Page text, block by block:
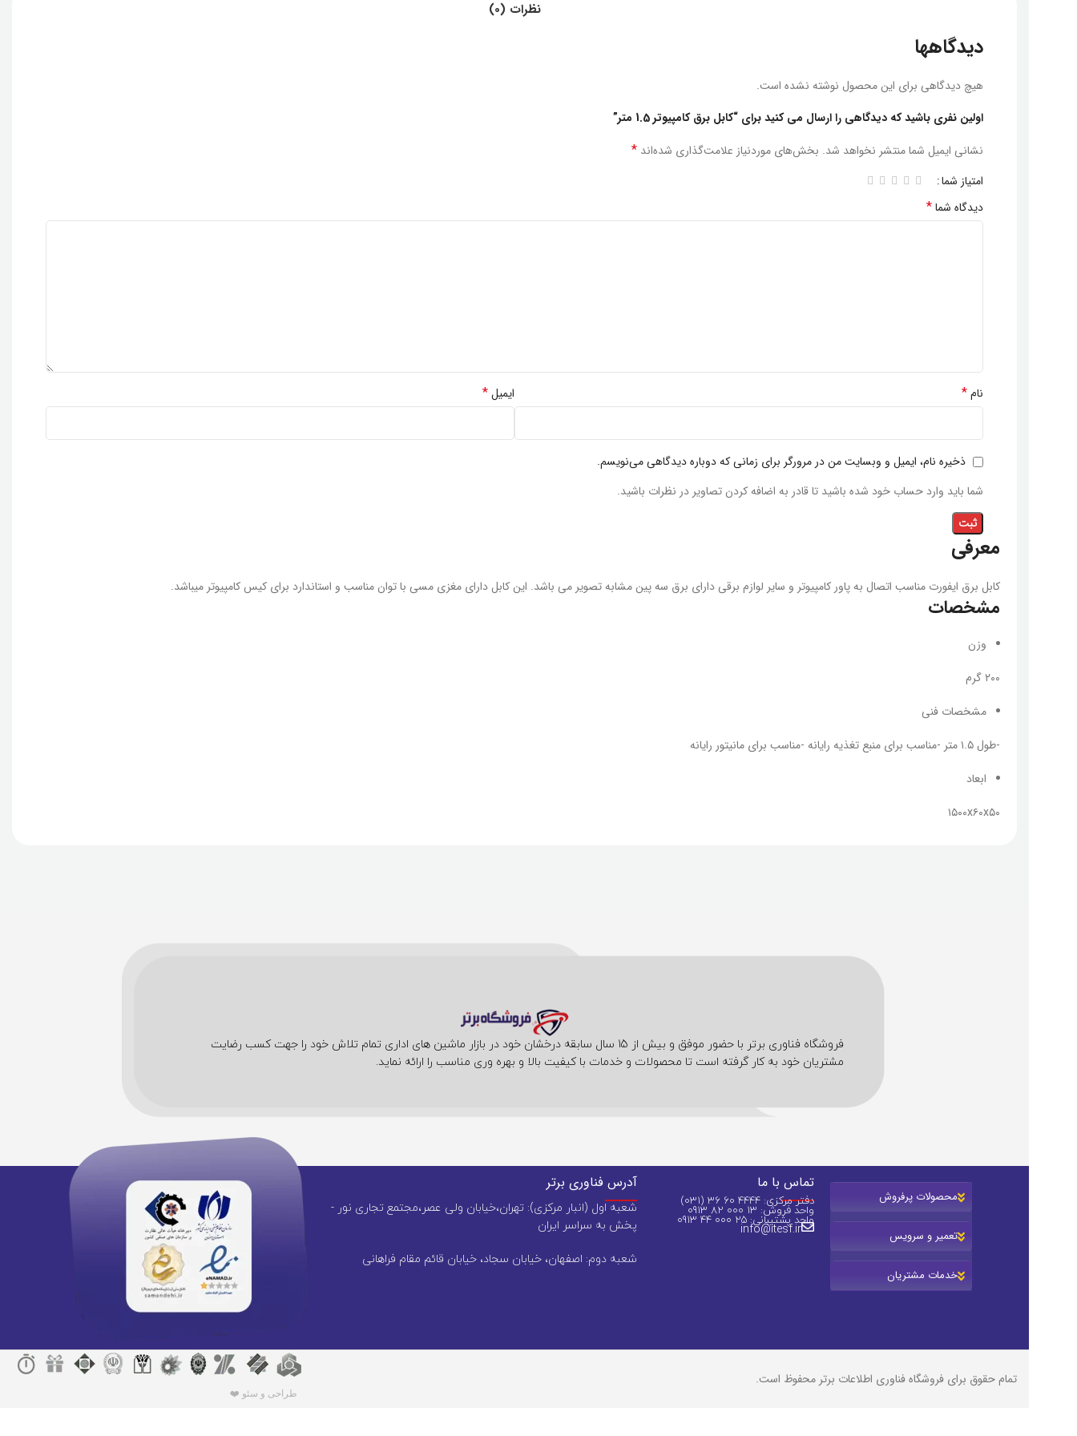
نظرات (0)
دیدگاهها
هیچ دیدگاهی برای این محصول نوشته نشده است.
اولین نفری باشید که دیدگاهی را ارسال می کنید برای “کابل برق کامپیوتر 1.5 متر”
نشانی ایمیل شما منتشر نخواهد شد. بخش‌های موردنیاز علامت‌گذاری شده‌اند*
امتیاز شما
دیدگاه شما*
نام* ایمیل*
ذخیره نام، ایمیل و وبسایت من در مرورگر برای زمانی که دوباره دیدگاهی می‌نویسم.
شما باید وارد حساب خود شده باشید تا قادر به اضافه کردن تصاویر در نظرات باشید.
معرفی
کابل برق ایفورت مناسب اتصال به پاور کامپیوتر و سایر لوازم برقی دارای برق سه پین مشابه تصویر می باشد. این کابل دارای مغزی مسی با توان مناسب و استاندارد برای کیس کامپیوتر میباشد.
مشخصات
وزن
۲۰۰ گرم
مشخصات فنی
-طول ۱.۵ متر -مناسب برای منبع تغذیه رایانه -مناسب برای مانیتور رایانه
ابعاد
۱۵۰۰x۶۰x۵۰
فروشگاه فناوری برتر با حضور موفق و بیش از 15 سال سابقه درخشان خود در بازار ماشین های اداری تمام تلاش خود را جهت کسب رضایت
مشتریان خود به کار گرفته است تا محصولات و خدمات با کیفیت بالا و بهره وری مناسب را ارائه نماید.
محصولات پرفروش
تعمیر و سرویس
خدمات مشتریان
تماس با ما
دفتر مرکزی: 4444 60 36 (031)
واحد فروش: 13 000 82 0913
واحد پشتیبانی: 25 000 44 0913
info@itesf.ir
آدرس فناوری برتر
شعبه اول (انبار مرکزی): تهران،خیابان ولی عصر،مجتمع تجاری نور -
پخش به سراسر ایران
شعبه دوم: اصفهان، خیابان سجاد، خیابان قائم مقام فراهانی
تمام حقوق برای فروشگاه فناوری اطلاعات برتر محفوظ است.
طراحی و سئو ❤️